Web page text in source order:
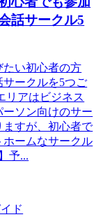
話サークル5
たい初心者の方
ークルを5つご
リアはビジネス
ソン向けのサー
ますが、初心者で
ホームなサークル
予...
ド